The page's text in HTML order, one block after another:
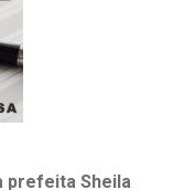
prefeita Sheila